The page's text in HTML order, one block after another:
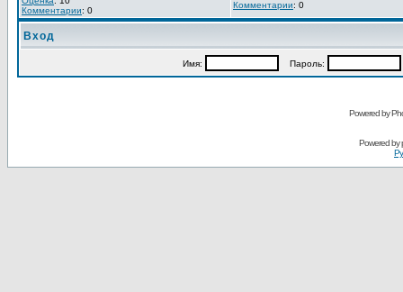
Комментарии: 0
Комментарии: 0
Вход
Имя: Пароль:
Powered by
Powered by